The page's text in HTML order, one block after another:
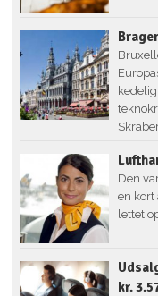
Den
en kort
lettet
kr.